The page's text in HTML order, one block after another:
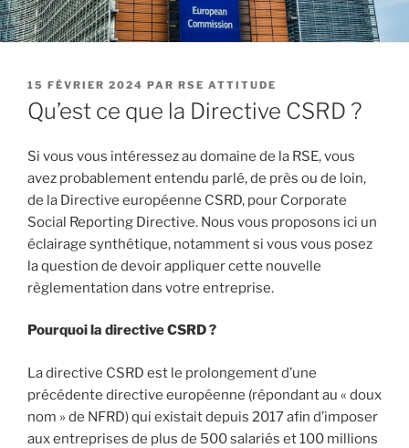
PUBLIÉ
LE
15 FÉVRIER 2024 PAR RSE ATTITUDE
Qu’est ce que la Directive CSRD ?
Si vous vous intéressez au domaine de la RSE, vous
avez probablement entendu parlé, de près ou de loin,
de la Directive européenne CSRD, pour Corporate
Social Reporting Directive. Nous vous proposons ici un
éclairage synthétique, notamment si vous vous posez
la question de devoir appliquer cette nouvelle
règlementation dans votre entreprise.
Pourquoi la directive CSRD ?
La directive CSRD est le prolongement d’une
précédente directive européenne (répondant au « doux
nom » de NFRD) qui existait depuis 2017 afin d’imposer
aux entreprises de plus de 500 salariés et 100 millions